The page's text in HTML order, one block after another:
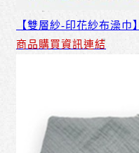
【雙層紗-印花紗布澡巾】
商品購買資訊連結